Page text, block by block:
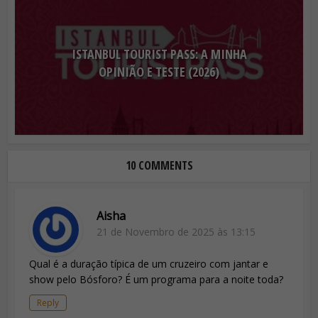
ISTANBUL TOURIST PASS: A MINHA
OPINIÃO E TESTE (2026)
10 COMMENTS
Aisha
21 de Novembro de 2025 às 13:15
Qual é a duração típica de um cruzeiro com jantar e
show pelo Bósforo? É um programa para a noite toda?
Reply